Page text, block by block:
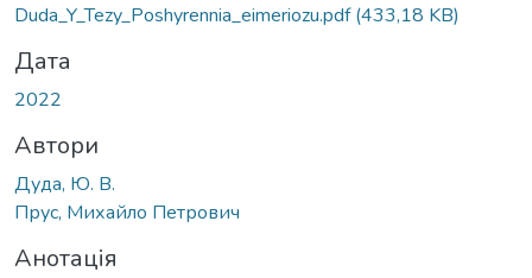
Duda_Y_Tezy_Poshyrennia_eimeriozu.pdf(433,18 KB)
Дата
2022
Автори
Дуда, Ю. В.
Прус, Михайло Петрович
Анотація